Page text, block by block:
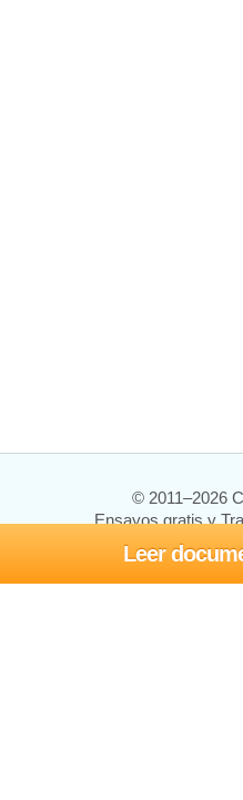
Leer
© 2011–2026
Ensayos gratis y